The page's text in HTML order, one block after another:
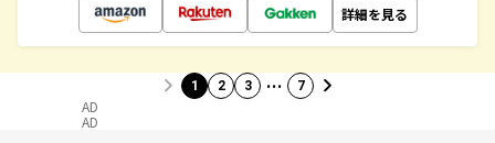
詳細を見る
1 2 3 … 7
AD
AD